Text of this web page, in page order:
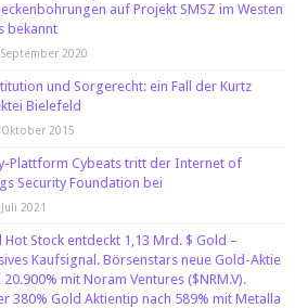
auf Projekt SMSZ im Westen
bekannt
2020
und Sorgerecht: ein Fall der Kurtz
Bielefeld
Oktober 2015
Plattform Cybeats tritt der Internet of
Security Foundation bei
2021
Hot Stock entdeckt 1,13 Mrd. $ Gold –
Kaufsignal. Börsenstars neue Gold-Aktie
20.900% mit Noram Ventures ($NRM.V).
380% Gold Aktientip nach 589% mit Metalla